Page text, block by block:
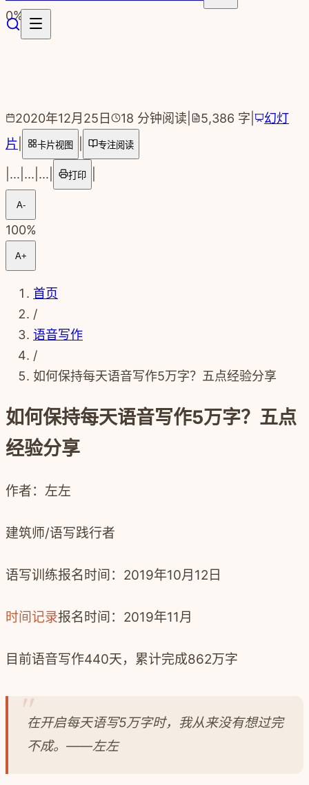
跳转到主要内容
0%
2020年12月25日 18 分钟阅读 5,386 字
幻灯
片
卡片视图 专注阅读
... ... ... 打印
A-
100%
A+
首页
/
语音写作
/
如何保持每天语音写作5万字？五点经验分享
如何保持每天语音写作5万字？五点
经验分享
作者：左左
建筑师/语写践行者
语写训练报名时间：2019年10月12日
时间记录报名时间：2019年11月
目前语音写作440天，累计完成862万字
在开启每天语写5万字时，我从来没有想过完
不成。——左左